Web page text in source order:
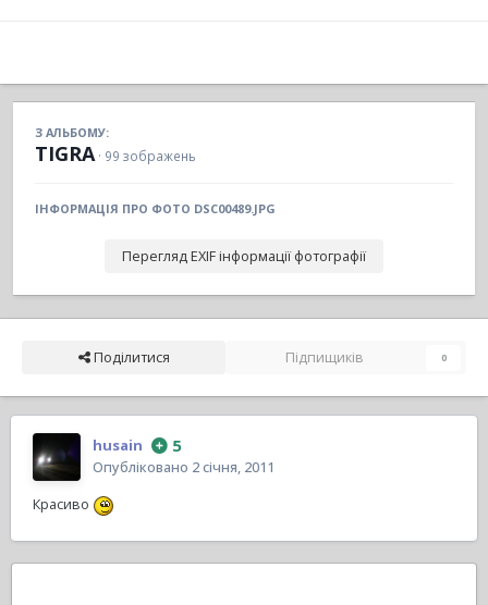
З АЛЬБОМУ:
TIGRA · 99 зображень
ІНФОРМАЦІЯ ПРО ФОТО DSC00489.JPG
Перегляд EXIF інформації фотографії
Поділитися Підпищиків 0
husain 5
Опубліковано 2 січня, 2011
Красиво